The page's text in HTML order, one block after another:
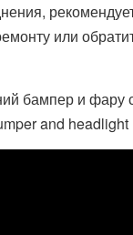
или
бампер и фару
and